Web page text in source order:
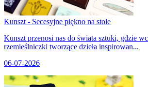
Kunszt - Secesyjne piękno na stole
Kunszt przenosi nas do świata sztuki, gdzie
rzemieślniczki tworzące dzieła inspirowan...
06-07-2026